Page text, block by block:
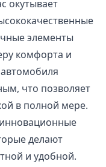
окутывает
элементы
комфорта и
что позволяет
в полной мере.
инновационные
делают
и удобной.